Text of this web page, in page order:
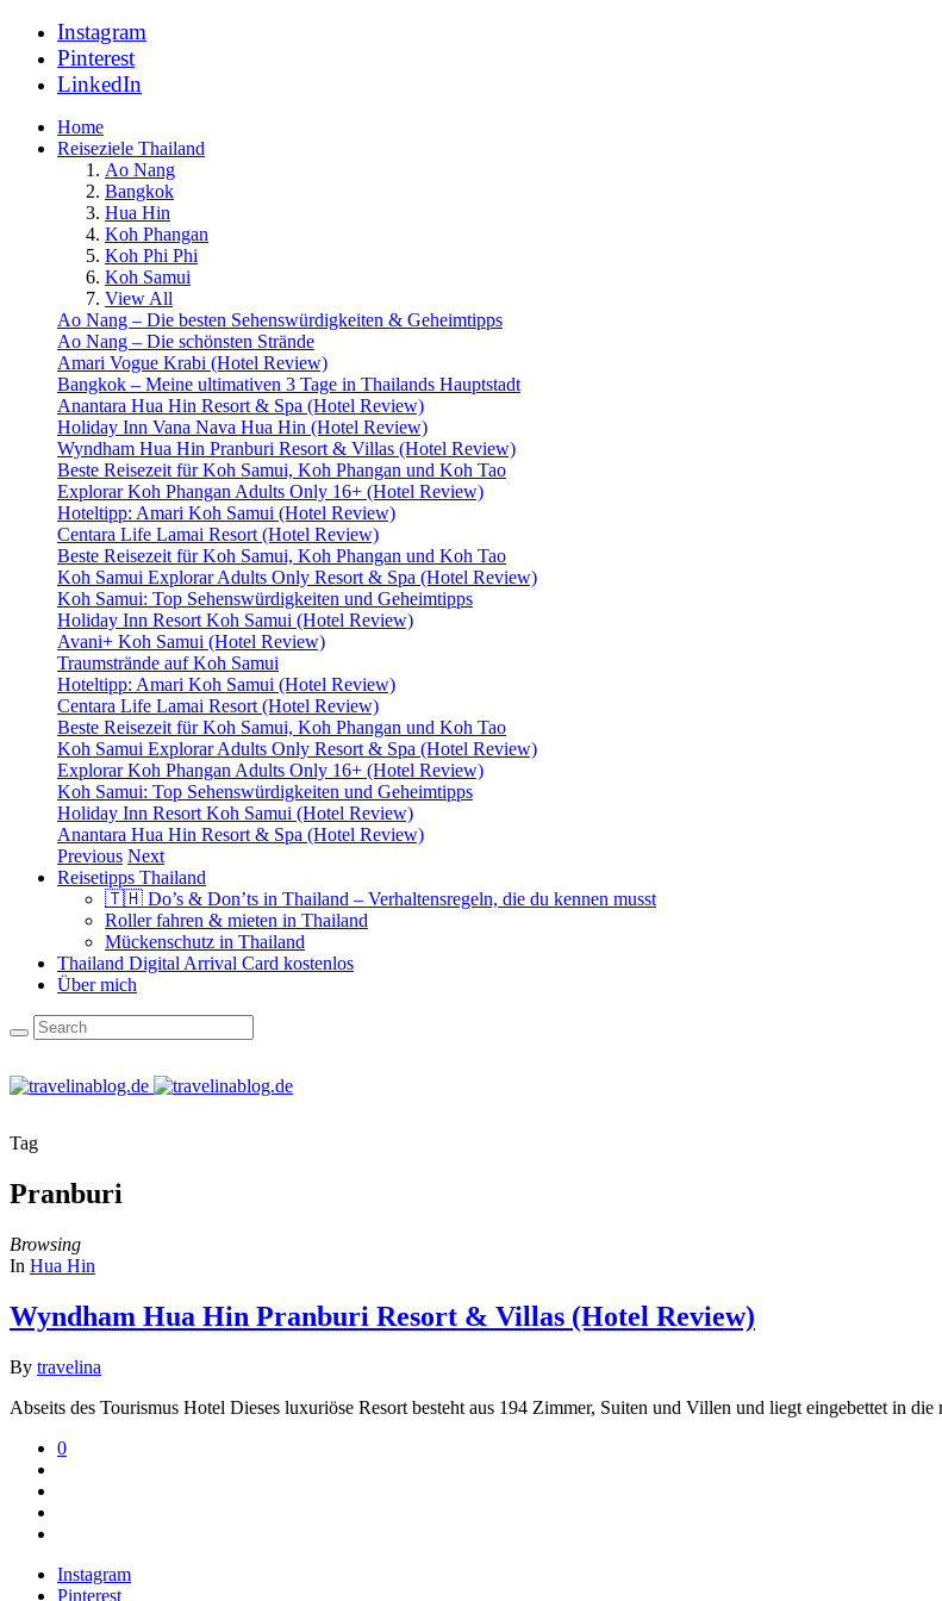
Instagram
Pinterest
LinkedIn
Home
Reiseziele Thailand
Ao Nang
Bangkok
Hua Hin
Koh Phangan
Koh Phi Phi
Koh Samui
View All
Ao Nang – Die besten Sehenswürdigkeiten & Geheimtipps
Ao Nang – Die schönsten Strände
Amari Vogue Krabi (Hotel Review)
Bangkok – Meine ultimativen 3 Tage in Thailands Hauptstadt
Anantara Hua Hin Resort & Spa (Hotel Review)
Holiday Inn Vana Nava Hua Hin (Hotel Review)
Wyndham Hua Hin Pranburi Resort & Villas (Hotel Review)
Beste Reisezeit für Koh Samui, Koh Phangan und Koh Tao
Explorar Koh Phangan Adults Only 16+ (Hotel Review)
Hoteltipp: Amari Koh Samui (Hotel Review)
Centara Life Lamai Resort (Hotel Review)
Beste Reisezeit für Koh Samui, Koh Phangan und Koh Tao
Koh Samui Explorar Adults Only Resort & Spa (Hotel Review)
Koh Samui: Top Sehenswürdigkeiten und Geheimtipps
Holiday Inn Resort Koh Samui (Hotel Review)
Avani+ Koh Samui (Hotel Review)
Traumstrände auf Koh Samui
Hoteltipp: Amari Koh Samui (Hotel Review)
Centara Life Lamai Resort (Hotel Review)
Beste Reisezeit für Koh Samui, Koh Phangan und Koh Tao
Koh Samui Explorar Adults Only Resort & Spa (Hotel Review)
Explorar Koh Phangan Adults Only 16+ (Hotel Review)
Koh Samui: Top Sehenswürdigkeiten und Geheimtipps
Holiday Inn Resort Koh Samui (Hotel Review)
Anantara Hua Hin Resort & Spa (Hotel Review)
Previous Next
Reisetipps Thailand
🇹🇭 Do’s & Don’ts in Thailand – Verhaltensregeln, die du kennen musst
Roller fahren & mieten in Thailand
Mückenschutz in Thailand
Thailand Digital Arrival Card kostenlos
Über mich
Tag
Pranburi
Browsing
In Hua Hin
Wyndham Hua Hin Pranburi Resort & Villas (Hotel Review)
By travelina
Abseits des Tourismus Hotel Dieses luxuriöse Resort besteht aus 194 Zimmer, Suiten und Villen und liegt eingebettet in
0
Instagram
Pinterest